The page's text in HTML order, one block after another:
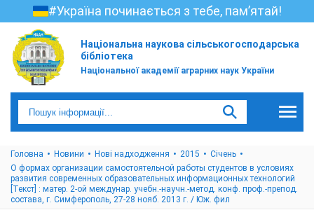
#Україна починається з тебе, пам’ятай!
Національна наукова сільськогосподарська
бібліотека
Національної академії аграрних наук України
Головна Новини Нові надходження 2015
Cічень
О формах организации самостоятельной работы студентов в условиях
развития современных образовательных информационных технологий
[Текст] : матер. 2-ой междунар. учебн.-научн.-метод. конф. проф.-препод.
состава, г. Симферополь, 27-28 нояб. 2013 г. / Юж. фил